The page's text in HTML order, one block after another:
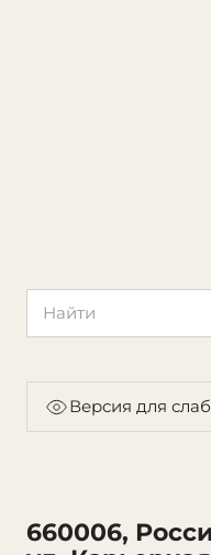
Версия для
660006,